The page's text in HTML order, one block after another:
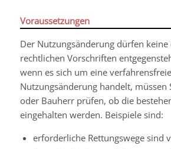
Voraussetzungen
Der Nutzungsänderung dürfen
rechtlichen Vorschriften
wenn es sich um eine verfahrensfreie
Nutzungsänderung handelt, müssen
oder Bauherr prüfen, ob die
eingehalten werden. Beispiele sind:
erforderliche Rettungswege sind